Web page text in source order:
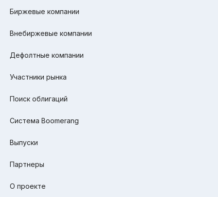
Биржевые компании
Внебиржевые компании
Дефолтные компании
Участники рынка
Поиск облигаций
Система Boomerang
Выпуски
Партнеры
О проекте